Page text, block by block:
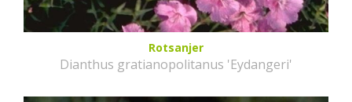
Rotsanjer
Dianthus gratianopolitanus 'Eydangeri'